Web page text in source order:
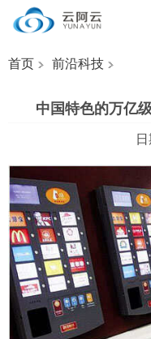
首页 前沿科技
中国特色的万亿